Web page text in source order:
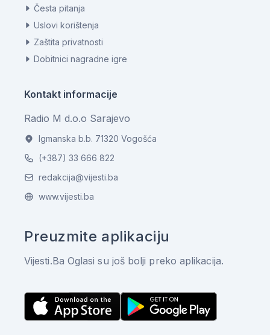
Česta pitanja
Uslovi korištenja
Zaštita privatnosti
Dobitnici nagradne igre
Kontakt informacije
Radio M d.o.o Sarajevo
Igmanska b.b. 71320 Vogošća
(+387) 33 666 822
redakcija@vijesti.ba
www.vijesti.ba
Preuzmite aplikaciju
Vijesti.Ba Oglasi su još bolji preko aplikacija.